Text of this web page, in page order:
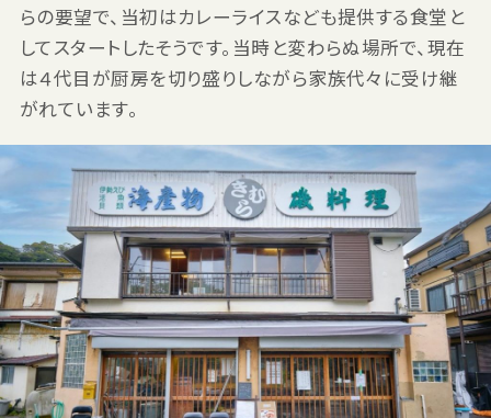
らの要望で、当初はカレーライスなども提供する食堂と
してスタートしたそうです。当時と変わらぬ場所で、現在
は４代目が厨房を切り盛りしながら家族代々に受け継
がれています。